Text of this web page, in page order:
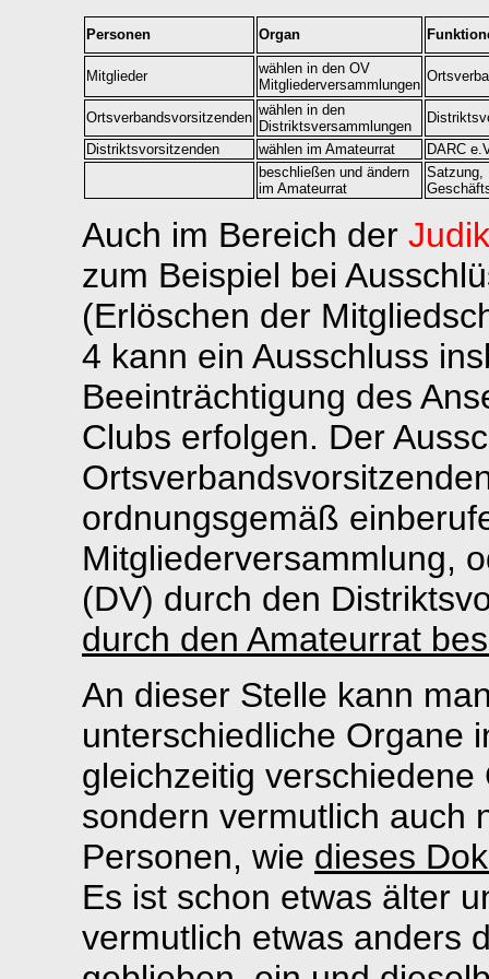
Personen Organ
Mitglieder
wählen in den OV
Mitgliederversammlungen
Ortsverbandsvorsitzenden wählen in den
Distriktsversammlungen
Distriktsvorsitzenden
wählen im Amateurrat
DARC
beschließen und ändern
im Amateurrat
Satzung,
Auch im Bereich der
zum Beispiel bei
(Erlöschen der
4 kann ein Ausschluss
Beeinträchtigung des
Clubs erfolgen. Der
ordnungsgemäß
Mitgliederversammlung,
(DV) durch den
durch den Amateurrat
An dieser Stelle kann
unterschiedliche Organe
gleichzeitig
sondern vermutlich auch
Personen, wie dieses
Es ist schon etwas älter
vermutlich etwas anders